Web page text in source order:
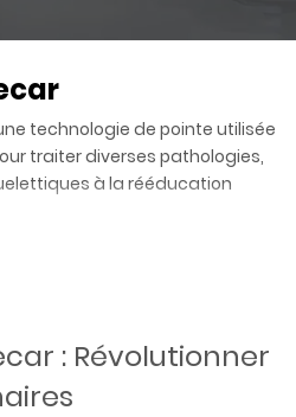
technologie de pointe utilisée
traiter diverses pathologies,
à la rééducation
: Révolutionner